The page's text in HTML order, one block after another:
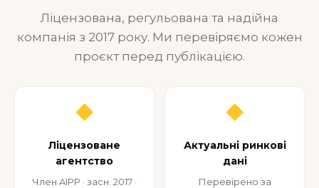
Ліцензована, регульована та надійна
компанія з 2017 року. Ми перевіряємо кожен
проєкт перед публікацією.
◆
Ліцензоване
агентство
Член AIPP · засн. 2017 ·
◆
Актуальні ринкові
дані
Перевірено за